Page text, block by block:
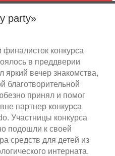
party»
конкурса
в преддверии
вечер знакомства,
благотворительной
принял и помог
партнер конкурса
Участницы конкурса
подошли к своей
средств для детей из
интерната.